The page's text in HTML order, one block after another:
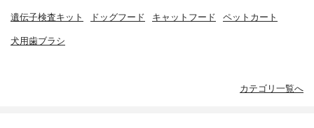
遺伝子検査キット ドッグフード キャットフード ペットカート
犬用歯ブラシ
カテゴリ一覧へ